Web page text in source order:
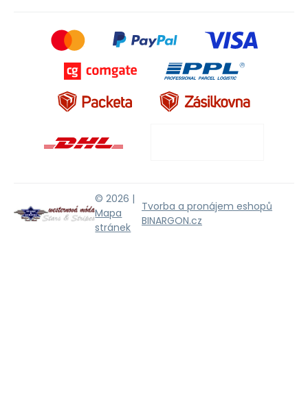
© 2026 |
Mapa
stránek
Tvorba a pronájem eshopů
BINARGON.cz